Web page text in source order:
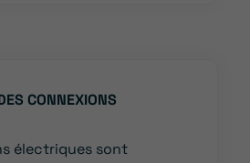
CONNEXIONS
électriques sont